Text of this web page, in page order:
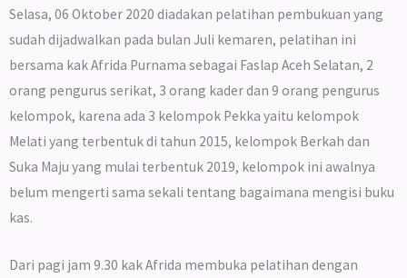
Selasa, 06 Oktober 2020 diadakan pelatihan pembukuan yang
sudah dijadwalkan pada bulan Juli kemaren, pelatihan ini
bersama kak Afrida Purnama sebagai Faslap Aceh Selatan, 2
orang pengurus serikat, 3 orang kader dan 9 orang pengurus
kelompok, karena ada 3 kelompok Pekka yaitu kelompok
Melati yang terbentuk di tahun 2015, kelompok Berkah dan
Suka Maju yang mulai terbentuk 2019, kelompok ini awalnya
belum mengerti sama sekali tentang bagaimana mengisi buku
kas.
Dari pagi jam 9.30 kak Afrida membuka pelatihan dengan